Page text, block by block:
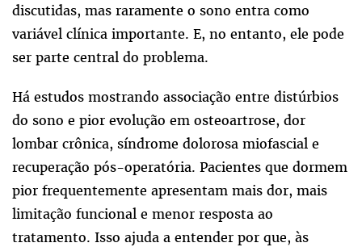
discutidas, mas raramente o sono entra como
variável clínica importante. E, no entanto, ele pode
ser parte central do problema.
Há estudos mostrando associação entre distúrbios
do sono e pior evolução em osteoartrose, dor
lombar crônica, síndrome dolorosa miofascial e
recuperação pós-operatória. Pacientes que dormem
pior frequentemente apresentam mais dor, mais
limitação funcional e menor resposta ao
tratamento. Isso ajuda a entender por que, às